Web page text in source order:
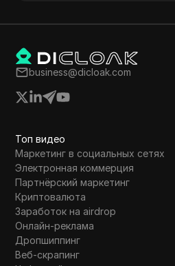
business@dicloak.com
Топ видео
Маркетинг в социальных сетях
Электронная коммерция
Партнёрский маркетинг
Криптовалюта
Заработок на airdrop
Онлайн-реклама
Дропшиппинг
Веб-скрапинг